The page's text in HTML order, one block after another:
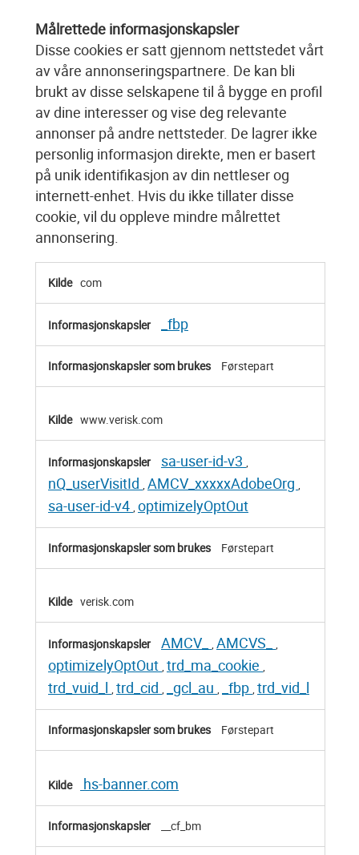
Målrettede informasjonskapsler
Disse cookies er satt gjennom nettstedet vårt
av våre annonseringspartnere. De kan bli
brukt av disse selskapene til å bygge en profil
av dine interesser og vise deg relevante
annonser på andre nettsteder. De lagrer ikke
personlig informasjon direkte, men er basert
på unik identifikasjon av din nettleser og
internett-enhet. Hvis du ikke tillater disse
cookie, vil du oppleve mindre målrettet
annonsering.
informasjonskapsler
com
_fbp
Førstepart
www.verisk.com
sa-user-id-v3 ,
nQ_userVisitId , AMCV_xxxxxAdobeOrg ,
sa-user-id-v4 , optimizelyOptOut
Førstepart
verisk.com
AMCV_ , AMCVS_ ,
optimizelyOptOut , trd_ma_cookie ,
trd_vuid_l , trd_cid , _gcl_au , _fbp , trd_vid_l
Førstepart
hs-banner.com
__cf_bm